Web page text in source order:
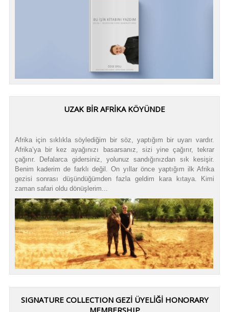
UZAK BİR AFRİKA KÖYÜNDE
Afrika için sıklıkla söylediğim bir söz, yaptığım bir uyarı vardır.
Afrika’ya bir kez ayağınızı basarsanız, sizi yine çağırır, tekrar
çağırır. Defalarca gidersiniz, yolunuz sandığınızdan sık kesişir.
Benim kaderim de farklı değil. On yıllar önce yaptığım ilk Afrika
gezisi sonrası düşündüğümden fazla geldim kara kıtaya. Kimi
zaman safari oldu dönüşlerim...
SIGNATURE COLLECTION GEZİ ÜYELİĞİ HONORARY
MEMBERSHIP